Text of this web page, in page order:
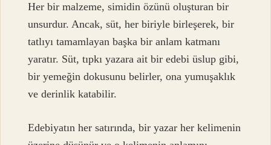
Her bir malzeme, simidin özünü oluşturan bir
unsurdur. Ancak, süt, her biriyle birleşerek, bir
tatlıyı tamamlayan başka bir anlam katmanı
yaratır. Süt, tıpkı yazara ait bir edebi üslup gibi,
bir yemeğin dokusunu belirler, ona yumuşaklık
ve derinlik katabilir.
Edebiyatın her satırında, bir yazar her kelimenin